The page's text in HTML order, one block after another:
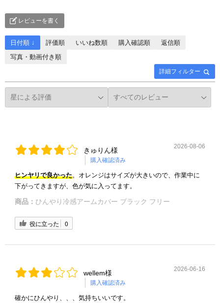
レビューを書く
詳細フィルター
日付順 ↓ 評価順 いいね数順 購入確認順
返信順
写真・動画付き順
きゅりん様
購入確認済み
2026-08-06
ヒンヤリで良かった。オレンジはサイズが大きいので、作業中に
下がってきますが、色が気に入ってます。
商品： ひんやり冷感アームカバー ブラック フリー
役に立った 0
wellem様
購入確認済み
2026-06-16
確かにひんやり、、、気持ちいいです。